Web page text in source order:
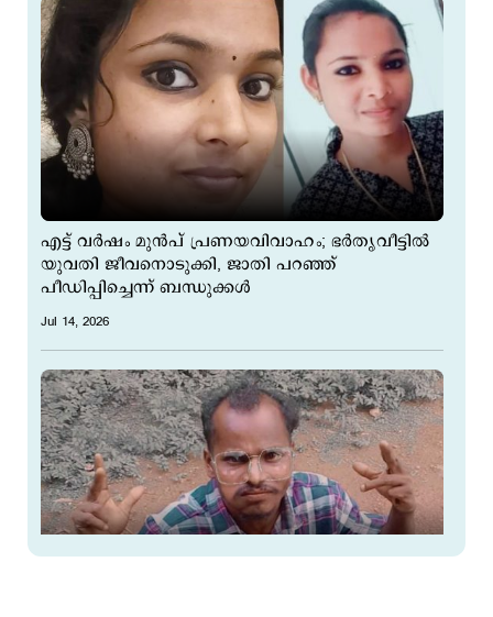
എട്ട് വര്‍ഷം മുന്‍പ് പ്രണയവിവാഹം; ഭർതൃവീട്ടിൽ
യുവതി ജീവനൊടുക്കി, ജാതി പറഞ്ഞ്
പീഡിപ്പിച്ചെന്ന് ബന്ധുക്കള്‍
Jul 14, 2026